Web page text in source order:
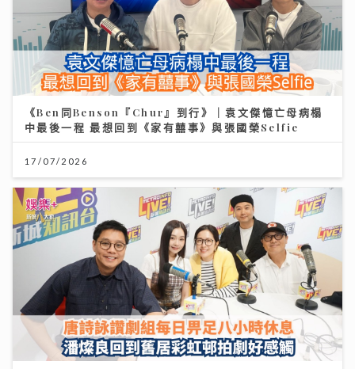
《Ben同Benson『Chur』到行》｜袁文傑憶亡母病榻
中最後一程 最想回到《家有囍事》與張國榮Selfie
17/07/2026